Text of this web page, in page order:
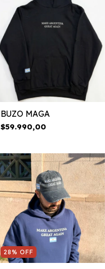
BUZO MAGA
$59.990,00
28% OFF